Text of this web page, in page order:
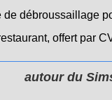
de débroussaillage
offert par
autour du